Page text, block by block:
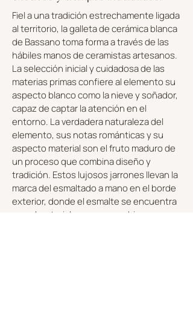
Fiel a una tradición estrechamente ligada
al territorio, la galleta de cerámica blanca
de Bassano toma forma a través de las
hábiles manos de ceramistas artesanos.
La selección inicial y cuidadosa de las
materias primas confiere al elemento su
aspecto blanco como la nieve y soñador,
capaz de captar la atención en el
entorno. La verdadera naturaleza del
elemento, sus notas románticas y su
aspecto material son el fruto maduro de
un proceso que combina diseño y
tradición. Estos lujosos jarrones llevan la
marca del esmaltado a mano en el borde
exterior, donde el esmalte se encuentra
con el material poroso y cambia su